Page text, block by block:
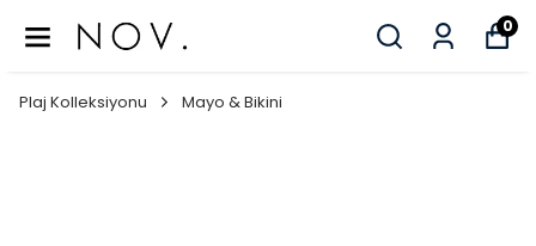
0
Plaj Kolleksiyonu Mayo & Bikini